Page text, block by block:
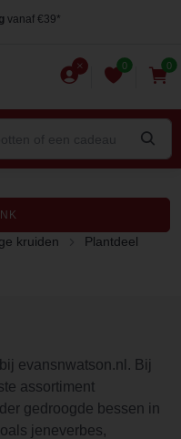
vanaf €39*
0 0
kruiden
Plantdeel
evansnwatson.nl. Bij
assortiment
gedroogde bessen in
jeneverbes,